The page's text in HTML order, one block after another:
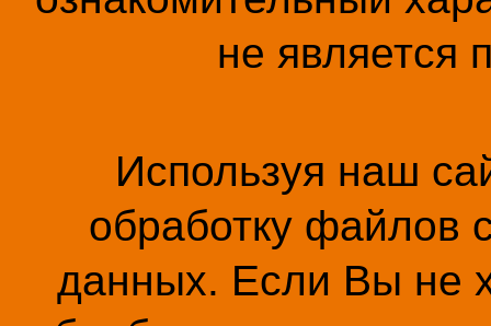
не является
Используя наш
обработку файлов
данных. Если Вы не